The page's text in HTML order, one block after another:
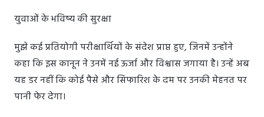
युवाओं के भविष्य की सुरक्षा
मुझे कई प्रतियोगी परीक्षार्थियों के संदेश प्राप्त हुए, जिनमें उन्होंने
कहा कि इस कानून ने उनमें नई ऊर्जा और विश्वास जगाया है। उन्हें अब
यह डर नहीं कि कोई पैसे और सिफारिश के दम पर उनकी मेहनत पर
पानी फेर देगा।